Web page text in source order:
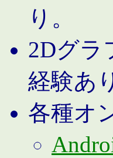
り。
2Dグラ
経験あ
各種オ